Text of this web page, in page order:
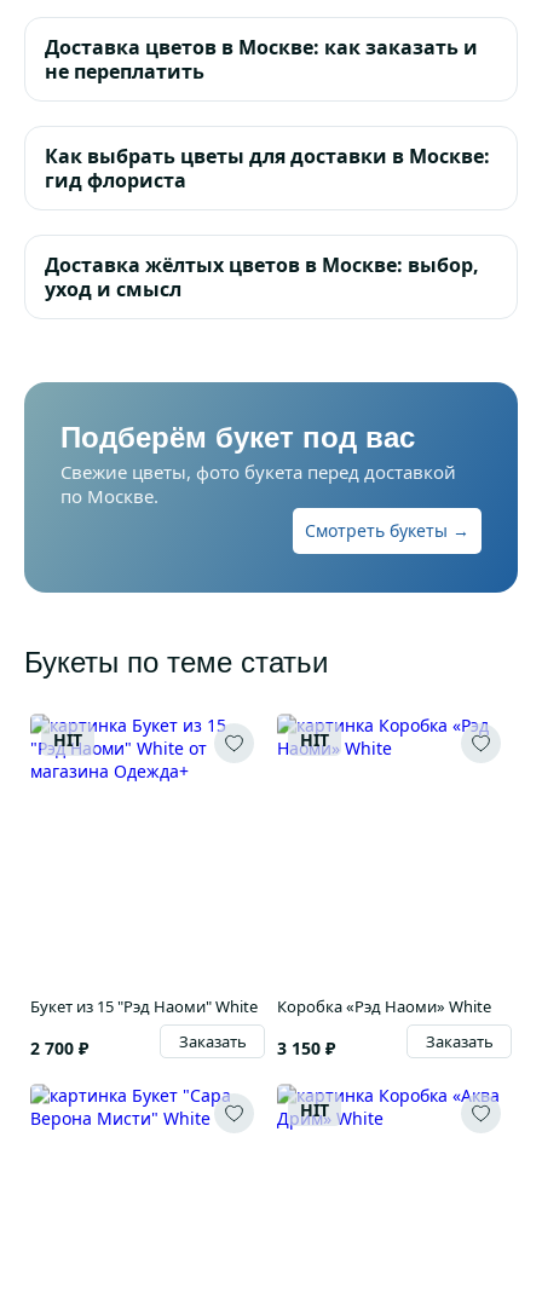
Доставка цветов в Москве: как заказать и
не переплатить
Как выбрать цветы для доставки в Москве:
гид флориста
Доставка жёлтых цветов в Москве: выбор,
уход и смысл
Подберём букет под вас
Свежие цветы, фото букета перед доставкой
по Москве.
Смотреть букеты →
Букеты по теме статьи
HIT
Букет из 15 "Рэд Наоми" White
2 700 ₽ Заказать
HIT
Коробка «Рэд Наоми» White
3 150 ₽ Заказать
HIT